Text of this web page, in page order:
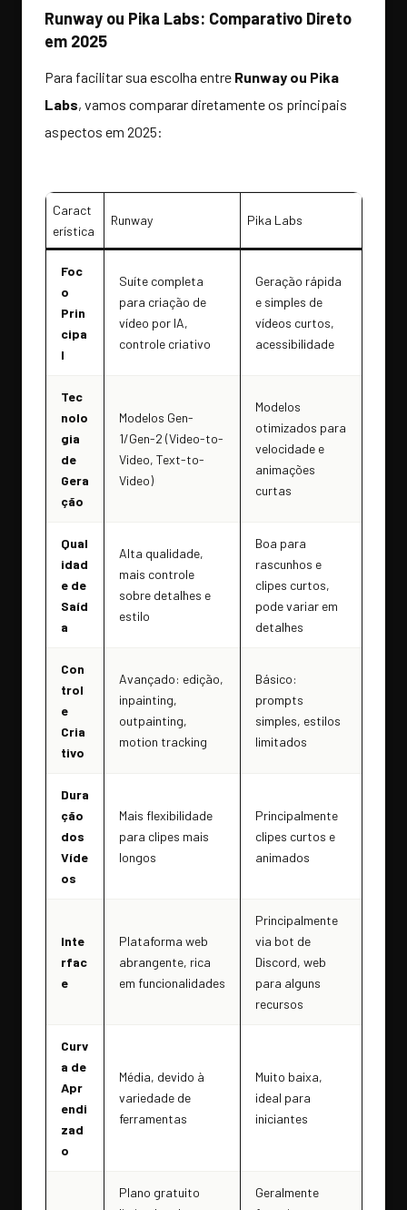
Runway ou Pika Labs: Comparativo Direto
em 2025
Para facilitar sua escolha entre Runway ou Pika
Labs, vamos comparar diretamente os principais
aspectos em 2025:
Caract
erística
Runway Pika Labs
Foc
o
Prin
cipa
l
Suíte completa
para criação de
vídeo por IA,
controle criativo
Geração rápida
e simples de
vídeos curtos,
acessibilidade
Tec
nolo
gia
de
Gera
ção
Modelos Gen-
1/Gen-2 (Video-to-
Video, Text-to-
Video)
Modelos
otimizados para
velocidade e
animações
curtas
Qual
idad
e de
Saíd
a
Alta qualidade,
mais controle
sobre detalhes e
estilo
Boa para
rascunhos e
clipes curtos,
pode variar em
detalhes
Con
trol
e
Cria
tivo
Avançado: edição,
inpainting,
outpainting,
motion tracking
Básico:
prompts
simples, estilos
limitados
Dura
ção
dos
Víde
os
Mais flexibilidade
para clipes mais
longos
Principalmente
clipes curtos e
animados
Inte
rfac
e
Plataforma web
abrangente, rica
em funcionalidades
Principalmente
via bot de
Discord, web
para alguns
recursos
Curv
a de
Apr
endi
zad
o
Média, devido à
variedade de
ferramentas
Muito baixa,
ideal para
iniciantes
Plano gratuito
Geralmente